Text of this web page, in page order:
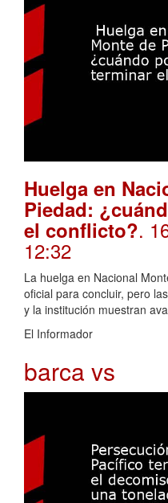
Huelga en
Piedad:
el conflicto?.
12:32
La huelga en Nacional
oficial para concluir, pero
y la institución muestran
El Informador
barca vs